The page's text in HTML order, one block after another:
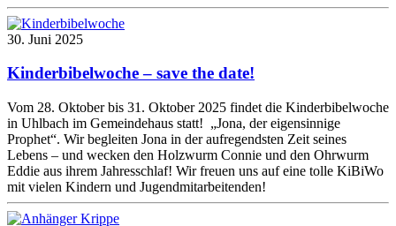
30. Juni 2025
Kinderbibelwoche – save the date!
Vom 28. Oktober bis 31. Oktober 2025 findet die Kinderbibelwoche
in Uhlbach im Gemeindehaus statt! „Jona, der eigensinnige
Prophet“. Wir begleiten Jona in der aufregendsten Zeit seines
Lebens – und wecken den Holzwurm Connie und den Ohrwurm
Eddie aus ihrem Jahresschlaf! Wir freuen uns auf eine tolle KiBiWo
mit vielen Kindern und Jugendmitarbeitenden!